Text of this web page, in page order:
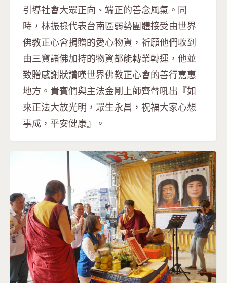
引導社會大眾正向、端正的善念風氣。同
時，林振祿代表台南區弱勢團體接受由世界
佛教正心會捐贈的愛心物資，祈願他們收到
由三寶諸佛加持的物資都能轉業轉運，他並
致贈感謝狀讚嘆世界佛教正心會的善行嘉惠
地方。貴賓們與主法金剛上師齊聲吼出『如
來正法大放光明，眾生永昌，祝福大家心想
事成，平安健康』。